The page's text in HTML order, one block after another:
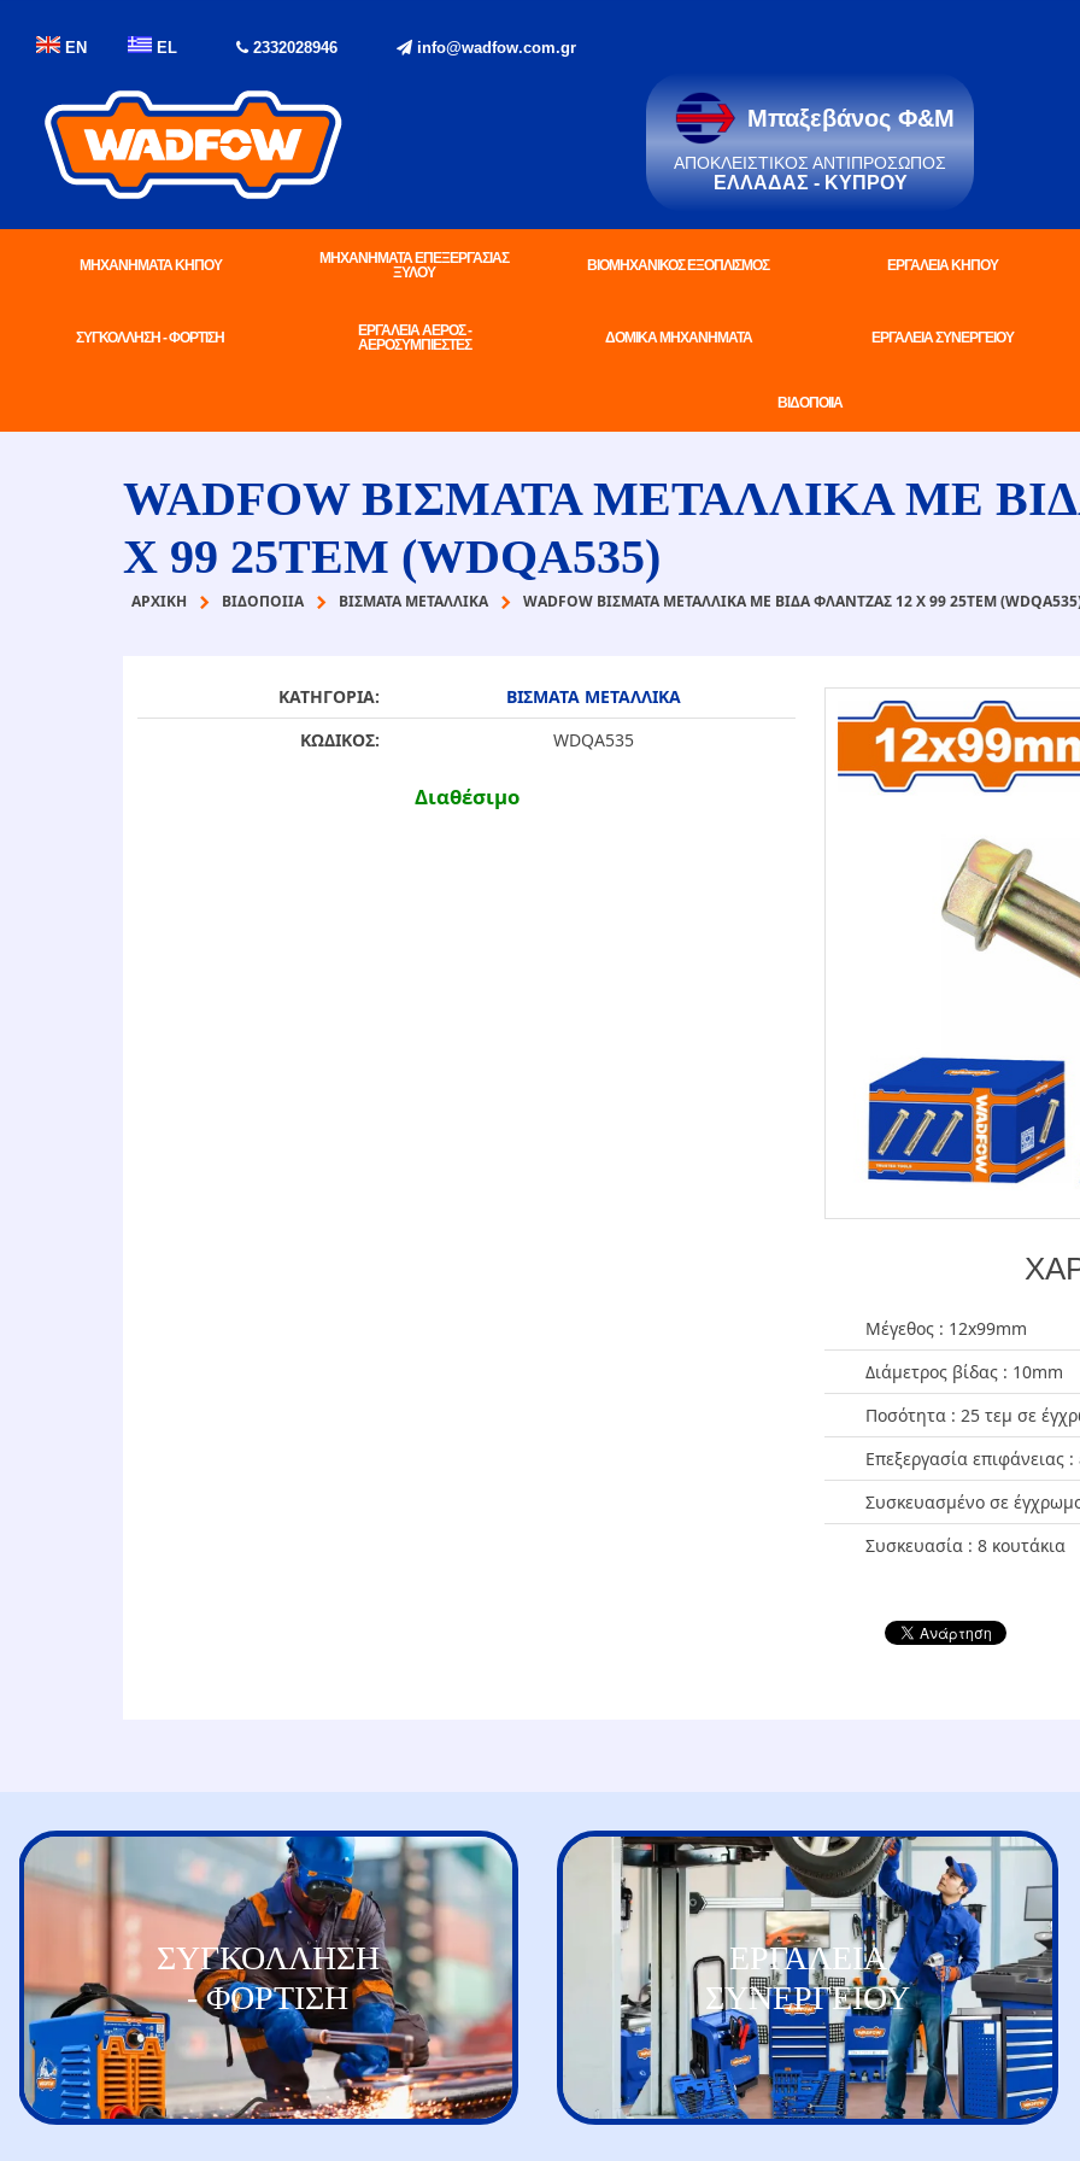
EN EL 2332028946 info@wadfow.com.gr
Μπαξεβάνος Φ&Μ
ΑΠΟΚΛΕΙΣΤΙΚΌΣ ΑΝΤΙΠΡΌΣΩΠΟΣ
ΕΛΛΆΔΑΣ - ΚΎΠΡΟΥ
ΜΗΧΑΝΗΜΑΤΑ ΚΗΠΟΥ
ΜΗΧΑΝΗΜΑΤΑ ΕΠΕΞΕΡΓΑΣΙΑΣ
ΞΥΛΟΥ
ΒΙΟΜΗΧΑΝΙΚΟΣ ΕΞΟΠΛΙΣΜΟΣ ΕΡΓΑΛΕΙΑ ΚΗΠΟΥ
ΣΥΓΚΟΛΛΗΣΗ - ΦΟΡΤΙΣΗ
ΕΡΓΑΛΕΙΑ ΑΕΡΟΣ -
ΑΕΡΟΣΥΜΠΙΕΣΤΕΣ
ΔΟΜΙΚΑ ΜΗΧΑΝΗΜΑΤΑ ΕΡΓΑΛΕΙΑ ΣΥΝΕΡΓΕΙΟΥ
ΒΙΔΟΠΟΙΙΑ
WADFOW ΒΙΣΜΑΤΑ ΜΕΤΑΛΛΙΚΑ ΜΕ
Χ 99 25ΤΕΜ (WDQA535)
ΑΡΧΙΚΉ ΒΙΔΟΠΟΙΙΑ ΒΙΣΜΑΤΑ ΜΕΤΑΛΛΙΚΑ WADFOW ΒΙΣΜΑΤΑ ΜΕΤΑΛΛΙΚΑ ΜΕ ΒΙΔΑ ΦΛΑΝΤΖΑΣ 12 Χ 99 25ΤΕΜ
ΚΑΤΗΓΟΡΙΑ:
ΒΙΣΜΑΤΑ ΜΕΤΑΛΛΙΚΑ
ΚΩΔΙΚΟΣ:
WDQA535
Διαθέσιμο
Μέγεθος : 12x99mm
Διάμετρος βίδας : 10mm
Ποσότητα : 25 τεμ σε
Επεξεργασία επιφάνειας
Συσκευασμένο σε
Συσκευασία : 8 κουτάκια
ΣΥΓΚΟΛΛΗΣΗ
- ΦΟΡΤΙΣΗ
ΕΡΓΑΛΕΙΑ
ΣΥΝΕΡΓΕΙΟΥ